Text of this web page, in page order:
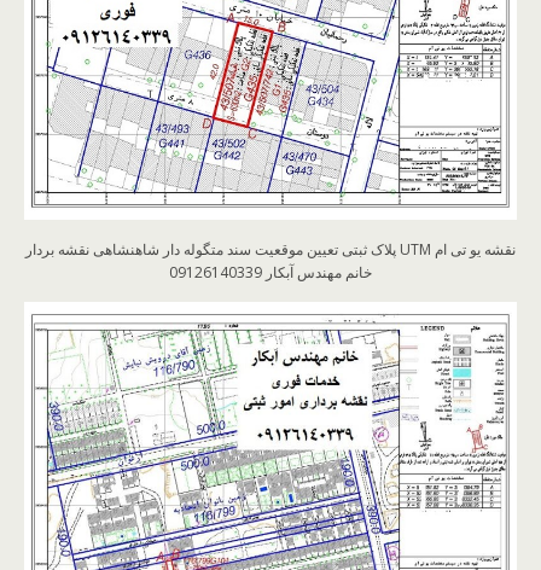
نقشه یو تی ام UTM پلاک ثبتی تعیین موقعیت سند متگوله دار شاهنشاهی نقشه بردار
خانم مهندس آبکار 09126140339